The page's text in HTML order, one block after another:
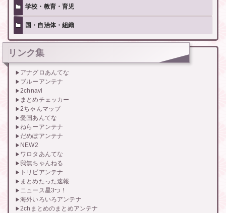
学校・教育・育児
国・自治体・組織
リンク集
アナグロあんてな
ブルーアンテナ
2chnavi
まとめチェッカー
2ちゃんマップ
憂国あんてな
ねらーアンテナ
だめぽアンテナ
NEW2
ワロタあんてな
我無ちゃんねる
トリビアンテナ
まとめたった速報
ニュース星3つ！
海外いろいろアンテナ
2chまとめのまとめアンテナ